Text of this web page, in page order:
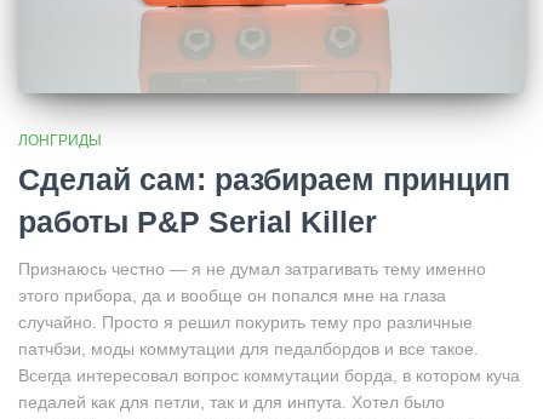
ЛОНГРИДЫ
Сделай сам: разбираем принцип
работы P&P Serial Killer
Признаюсь честно — я не думал затрагивать тему именно
этого прибора, да и вообще он попался мне на глаза
случайно. Просто я решил покурить тему про различные
патчбэи, моды коммутации для педалбордов и все такое.
Всегда интересовал вопрос коммутации борда, в котором куча
педалей как для петли, так и для инпута. Хотел было